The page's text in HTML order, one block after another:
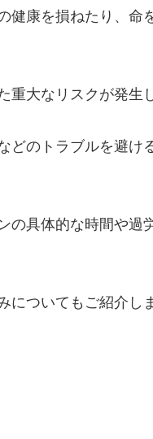
健康を損ねたり、
重大なリスクが発生
どのトラブルを避
の具体的な時間や
についてもご紹介し